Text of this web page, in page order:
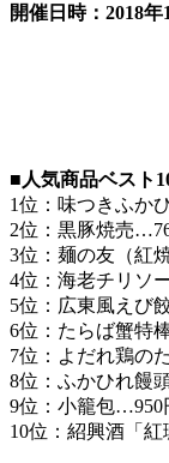
開催日時：2018
■人気商品ベスト
1位：味つきふか
2位：黒豚焼売
3位：麺の友（紅
4位：海老チリ
5位：広東風え
6位：たらば蟹特
7位：よだれ鶏
8位：ふかひれ饅
9位：小籠包
10位：紹興酒「紅